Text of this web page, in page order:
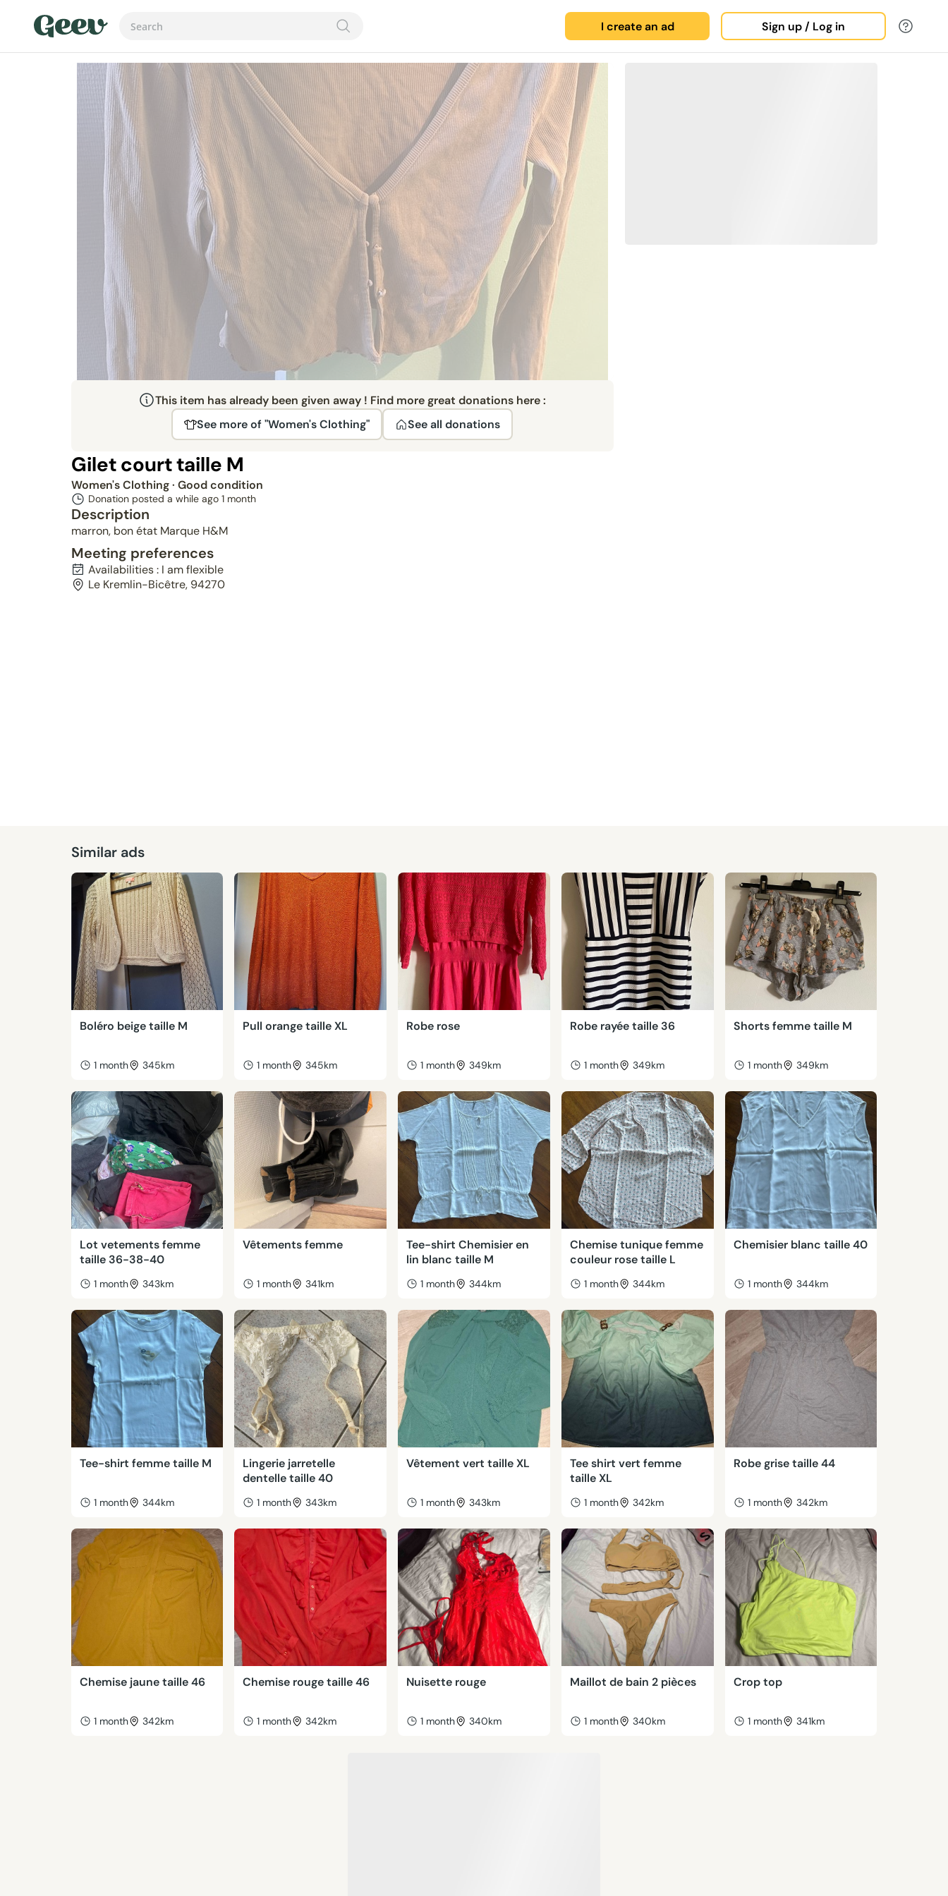
I create an ad Sign up / Log in
This item has already been given away ! Find more great donations here :
See more of "Women's Clothing"
See all donations
Gilet court taille M
Women's Clothing· Good condition
Donation posted a while ago 1 month
Description
marron, bon état Marque H&M
Meeting preferences
Availabilities : I am flexible
Le Kremlin-Bicêtre, 94270
Similar ads
Boléro beige taille M
1 month 345km
Pull orange taille XL
1 month 345km
Robe rose
1 month 349km
Robe rayée taille 36
1 month 349km
Shorts femme taille M
1 month 349km
Lot vetements femme
taille 36-38-40
1 month 343km
Vêtements femme
1 month 341km
Tee-shirt Chemisier en
lin blanc taille M
1 month 344km
Chemise tunique femme
couleur rose taille L
1 month 344km
Chemisier blanc taille 40
1 month 344km
Tee-shirt femme taille M
1 month 344km
Lingerie jarretelle
dentelle taille 40
1 month 343km
Vêtement vert taille XL
1 month 343km
Tee shirt vert femme
taille XL
1 month 342km
Robe grise taille 44
1 month 342km
Chemise jaune taille 46
1 month 342km
Chemise rouge taille 46
1 month 342km
Nuisette rouge
1 month 340km
Maillot de bain 2 pièces
1 month 340km
Crop top
1 month 341km